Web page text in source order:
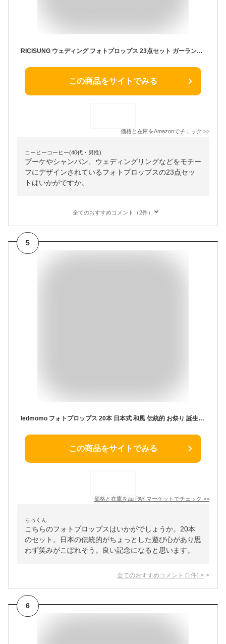
RICISUNG ウェディング フォトプロップス 23点セット ガーランド 装飾パーティーフォト セット 写真 撮影 バルーン ハート ガーランド 結婚式 2次会
この商品をサイトでみる
価格と在庫をAmazonでチェック >>
コーヒーコーヒー(40代・男性)
ブーケやシャンパン、ウェディングリングなどをモチー
フにデザインされているフォトプロップスの23点セッ
トはいかがですか。
全てのおすすめコメント（2件）
5
ledmomo フォトプロップス 20本 日本式 和風 伝統的 お祭り 誕生日 結婚式 ベビーシャワー 夏 バースデー
この商品をサイトでみる
価格と在庫をau PAY マーケット でチェック >>
らっくん
こちらのフォトプロップスはいかがでしょうか。20本
のセット。日本の伝統的がちょっとした遊び心があり思
わず笑みがこぼれそう。良い記念になると思います。
全てのおすすめコメント (1 件) >
6